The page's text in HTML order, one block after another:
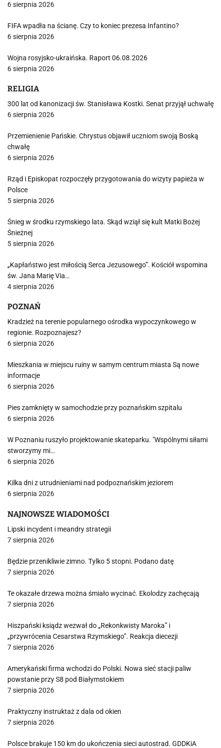
6 sierpnia 2026
FIFA wpadła na ścianę. Czy to koniec prezesa Infantino?
6 sierpnia 2026
Wojna rosyjsko-ukraińska. Raport 06.08.2026
6 sierpnia 2026
RELIGIA
300 lat od kanonizacji św. Stanisława Kostki. Senat przyjął uchwałę
6 sierpnia 2026
Przemienienie Pańskie. Chrystus objawił uczniom swoją Boską
chwałę
6 sierpnia 2026
Rząd i Episkopat rozpoczęły przygotowania do wizyty papieża w
Polsce
5 sierpnia 2026
Śnieg w środku rzymskiego lata. Skąd wziął się kult Matki Bożej
Śnieżnej
5 sierpnia 2026
„Kapłaństwo jest miłością Serca Jezusowego”. Kościół wspomina
św. Jana Marię Via…
4 sierpnia 2026
POZNAŃ
Kradzież na terenie popularnego ośrodka wypoczynkowego w
regionie. Rozpoznajesz?
6 sierpnia 2026
Mieszkania w miejscu ruiny w samym centrum miasta Są nowe
informacje
6 sierpnia 2026
Pies zamknięty w samochodzie przy poznańskim szpitalu
6 sierpnia 2026
W Poznaniu ruszyło projektowanie skateparku. "Wspólnymi siłami
stworzymy mi…
6 sierpnia 2026
Kilka dni z utrudnieniami nad podpoznańskim jeziorem
6 sierpnia 2026
NAJNOWSZE WIADOMOŚCI
Lipski incydent i meandry strategii
7 sierpnia 2026
Będzie przenikliwie zimno. Tylko 5 stopni. Podano datę
7 sierpnia 2026
Te okazałe drzewa można śmiało wycinać. Ekolodzy zachęcają
7 sierpnia 2026
Hiszpański ksiądz wezwał do „Rekonkwisty Maroka” i
„przywrócenia Cesarstwa Rzymskiego”. Reakcja diecezji
7 sierpnia 2026
Amerykański firma wchodzi do Polski. Nowa sieć stacji paliw
powstanie przy S8 pod Białymstokiem
7 sierpnia 2026
Praktyczny instruktaż z dala od okien
7 sierpnia 2026
Polsce brakuje 150 km do ukończenia sieci autostrad. GDDKiA